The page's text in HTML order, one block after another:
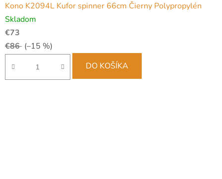
Kono K2094L Kufor spinner 66cm Čierny Polypropylén
Skladom
€73
€86 (–15 %)
DO KOŠÍKA